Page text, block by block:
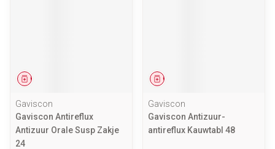
Geneesmiddel
Gaviscon
Gaviscon Antireflux
Antizuur Orale Susp Zakje
24
Geneesmiddel
Gaviscon
Gaviscon Antizuur-
antireflux Kauwtabl 48